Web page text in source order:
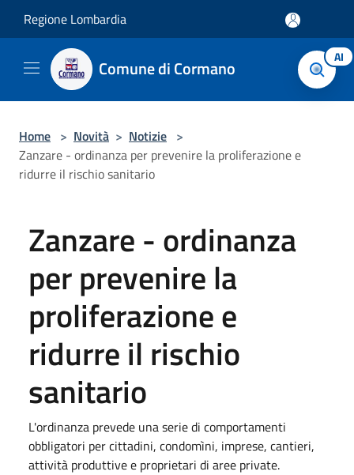
Regione Lombardia
Comune di Cormano AI
Home > Novità > Notizie >
Zanzare - ordinanza per prevenire la proliferazione e
ridurre il rischio sanitario
Zanzare - ordinanza
per prevenire la
proliferazione e
ridurre il rischio
sanitario
L'ordinanza prevede una serie di comportamenti
obbligatori per cittadini, condomìni, imprese, cantieri,
attività produttive e proprietari di aree private.